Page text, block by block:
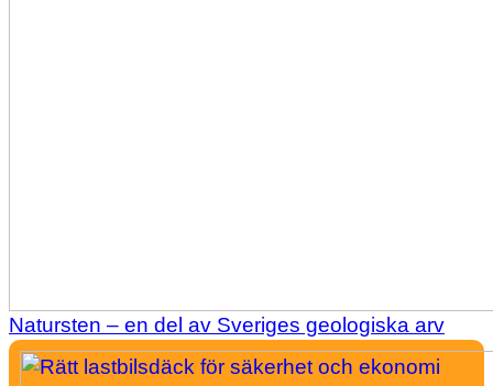
Natursten – en del av Sveriges geologiska arv